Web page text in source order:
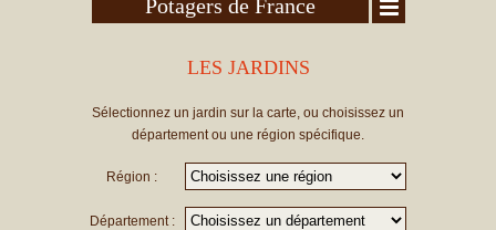
Potagers de France
LES JARDINS
Sélectionnez un jardin sur la carte, ou choisissez un
département ou une région spécifique.
Région :
Département :